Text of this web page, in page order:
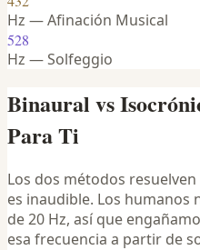
Hz — Afinación Musical
528
Hz — Solfeggio
Binaural vs
Para Ti
Los dos métodos
es inaudible. Los
de 20 Hz, así que
esa frecuencia a partir de